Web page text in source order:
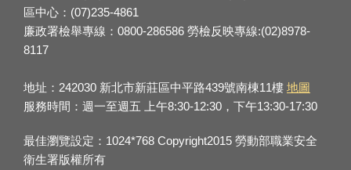
區中心：(07)235-4861
廉政署檢舉專線：0800-286586 勞檢反映專線:(02)8978-
8117
地址：242030 新北市新莊區中平路439號南棟11樓 地圖
服務時間：週一至週五 上午8:30-12:30，下午13:30-17:30
最佳瀏覽設定：1024*768 Copyright2015 勞動部職業安全
衛生署版權所有